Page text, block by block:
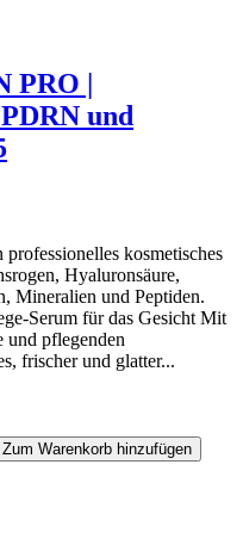
|
und
kosmetisches
Hyaluronsäure,
Mineralien und Peptiden.
Serum für das Gesicht Mit
und pflegenden
frischer und glatter...
Zum Warenkorb hinzufügen